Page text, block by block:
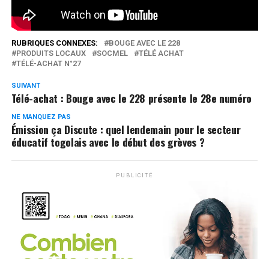
RUBRIQUES CONNEXES:
BOUGE AVEC LE 228
PRODUITS LOCAUX
SOCMEL
TÉLÉ ACHAT
TÉLÉ-ACHAT N°27
SUIVANT
Télé-achat : Bouge avec le 228 présente le 28e numéro
NE MANQUEZ PAS
Émission ça Discute : quel lendemain pour le secteur
éducatif togolais avec le début des grèves ?
PUBLICITÉ